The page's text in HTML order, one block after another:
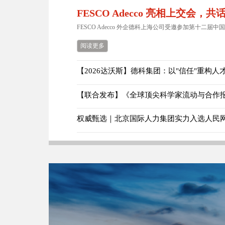
FESCO Adecco 亮相上交会，共
FESCO Adecco 外企德科上海公司受邀参加第十二届中
阅读更多
【联合发布】《全球顶尖科学家流动与合作
权威甄选｜北京国际人力集团实力入选人民